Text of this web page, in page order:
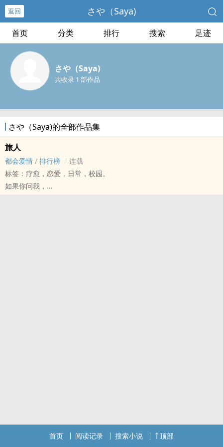
返回 さや（Saya)
首页 分类 排行 搜索 足迹
さや（Saya)
共收录 1 部作品
さや（Saya)的全部作品集
旅人
都会爱情 / 排行榜
连载
标签：疗愈，恋爱，日常，校园。
如果你问我，
首页 阅读记录 搜索小说 顶部